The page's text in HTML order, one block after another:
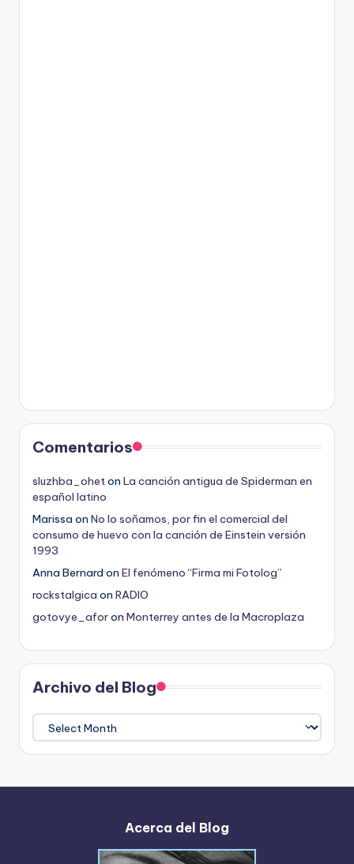
Comentarios
sluzhba_oheton La canción antigua de Spiderman en
español latino
Marissa on No lo soñamos, por fin el comercial del
consumo de huevo con la canción de Einstein versión
1993
Anna Bernard on El fenómeno “Firma mi Fotolog”
rockstalgica on RADIO
gotovye_aforon Monterrey antes de la Macroplaza
Archivo del Blog
Archivo
del
Blog
Acerca del Blog